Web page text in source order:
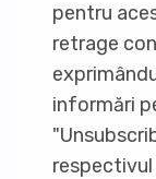
pentru
retrage
informări